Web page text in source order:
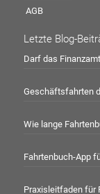
AGB
Letzte Blog-
Darf das
Geschäftsfahrten
Wie lange
Fahrtenbuch-App
Praxisleitfaden für